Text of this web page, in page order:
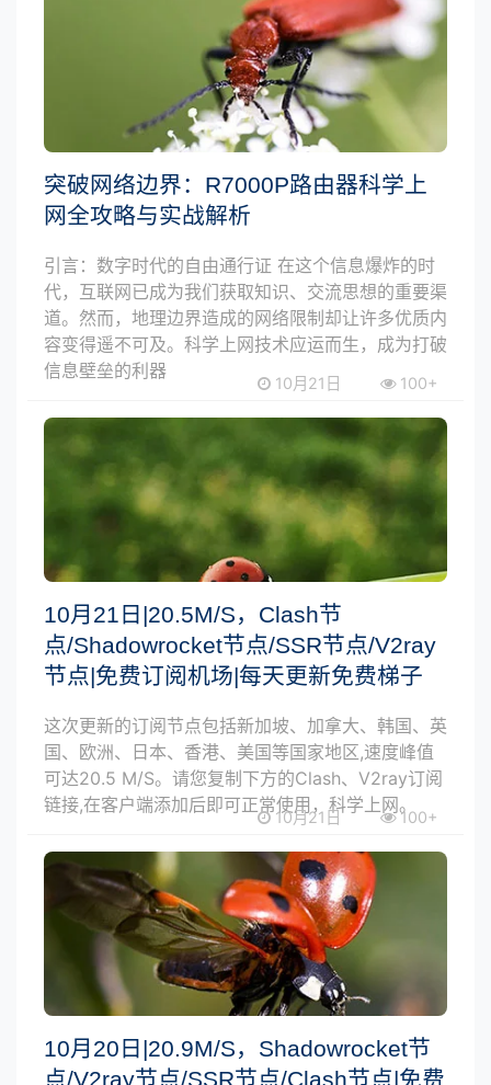
突破网络边界：R7000P路由器科学上
网全攻略与实战解析
引言：数字时代的自由通行证 在这个信息爆炸的时
代，互联网已成为我们获取知识、交流思想的重要渠
道。然而，地理边界造成的网络限制却让许多优质内
容变得遥不可及。科学上网技术应运而生，成为打破
信息壁垒的利器
10月21日 100+
10月21日|20.5M/S，Clash节
点/Shadowrocket节点/SSR节点/V2ray
节点|免费订阅机场|每天更新免费梯子
这次更新的订阅节点包括新加坡、加拿大、韩国、英
国、欧洲、日本、香港、美国等国家地区,速度峰值
可达20.5 M/S。请您复制下方的Clash、V2ray订阅
链接,在客户端添加后即可正常使用，科学上网。
10月21日 100+
10月20日|20.9M/S，Shadowrocket节
点/V2ray节点/SSR节点/Clash节点|免费